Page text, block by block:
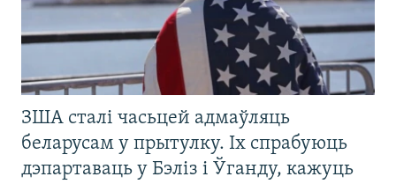
ЗША сталі часьцей адмаўляць
беларусам у прытулку. Іх спрабуюць
дэпартаваць у Бэліз і Ўганду, кажуць